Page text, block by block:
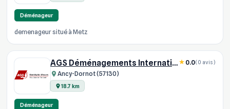
Déménageur
demenageur situé à Metz
AGS Déménagements Internationaux - Lorraine, Metz
Ancy-Dornot (57130)
18.7 km
0.0(0 avis)
Déménageur